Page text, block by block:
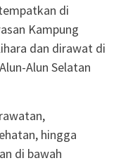
di
Kampung
dan dirawat di
Alun Selatan
hingga
di bawah